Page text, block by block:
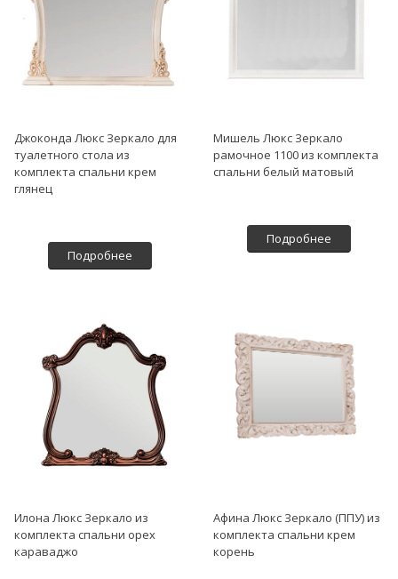
Джоконда Люкс Зеркало для
туалетного стола из
комплекта спальни крем
глянец
Подробнее
Мишель Люкс Зеркало
рамочное 1100 из комплекта
спальни белый матовый
Подробнее
Илона Люкс Зеркало из
комплекта спальни орех
караваджо
Афина Люкс Зеркало (ППУ) из
комплекта спальни крем
корень